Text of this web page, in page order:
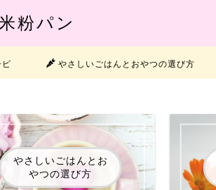
粉パン
やさしいごはんとおやつの選び方
やさしいごはんとお
やつの選び方